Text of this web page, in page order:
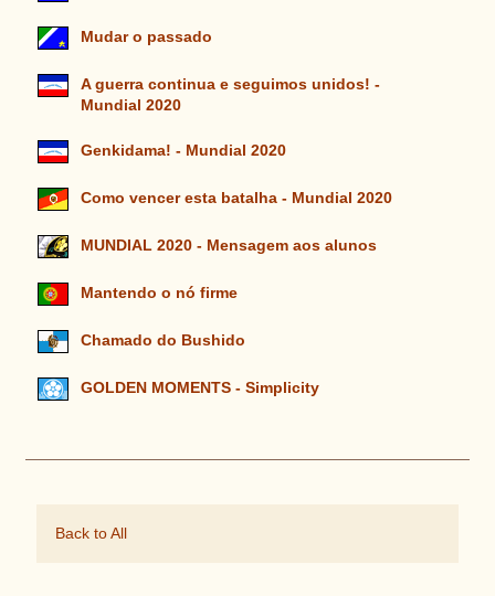
Mudar o passado
A guerra continua e seguimos unidos! -
Mundial 2020
Genkidama! - Mundial 2020
Como vencer esta batalha - Mundial 2020
MUNDIAL 2020 - Mensagem aos alunos
Mantendo o nó firme
Chamado do Bushido
GOLDEN MOMENTS - Simplicity
Back to All